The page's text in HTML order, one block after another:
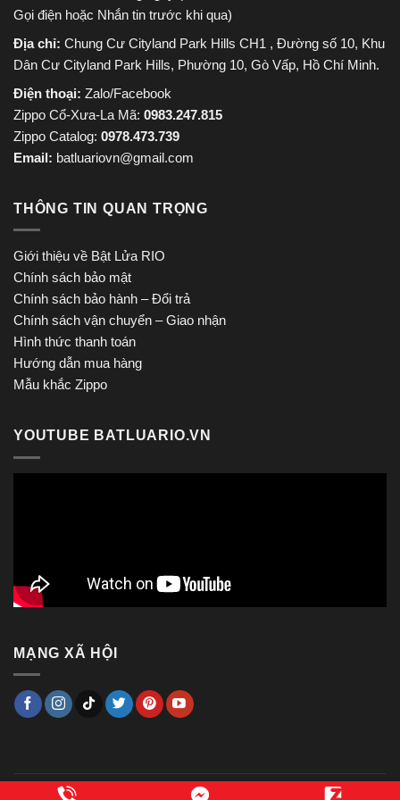
Gọi điện hoặc Nhắn tin trước khi qua)
Địa chỉ: Chung Cư Cityland Park Hills CH1 , Đường số 10, Khu
Dân Cư Cityland Park Hills, Phường 10, Gò Vấp, Hồ Chí Minh.
Điện thoại: Zalo/Facebook
Zippo Cổ-Xưa-La Mã: 0983.247.815
Zippo Catalog: 0978.473.739
Email: batluariovn@gmail.com
THÔNG TIN QUAN TRỌNG
Giới thiệu về Bật Lửa RIO
Chính sách bảo mật
Chính sách bảo hành – Đổi trả
Chính sách vận chuyển – Giao nhận
Hình thức thanh toán
Hướng dẫn mua hàng
Mẫu khắc Zippo
YOUTUBE BATLUARIO.VN
MẠNG XÃ HỘI
Copyright 2014 ©